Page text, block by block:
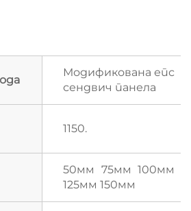
Модификована епс
сендвич панела
1150.
50мм 75мм 100мм
125мм 150мм